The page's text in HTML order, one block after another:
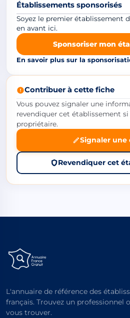
Établissements sponsorisés
Soyez le premier établissement
en avant ici.
Sponsoriser mon
En savoir plus sur la
Contribuer à cette fiche
Vous pouvez signaler une
revendiquer cet établissement si
propriétaire.
Signaler une
Revendiquer cet
L'annuaire de référence des
français. Trouvez un professionnel
vous trouver.